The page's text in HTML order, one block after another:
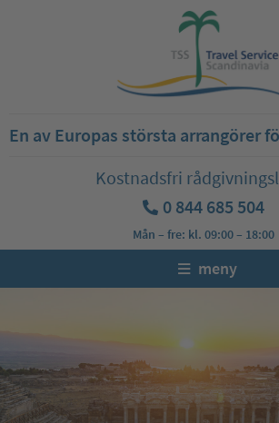
En av Europas största arrangörer
Kostnadsfri
0 844 685 504
Mån – fre: kl. 09:00 – 18:00
meny